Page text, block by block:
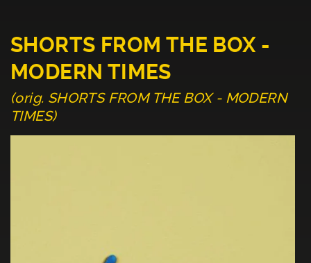
SHORTS FROM THE BOX -
MODERN TIMES
(orig. SHORTS FROM THE BOX - MODERN
TIMES)